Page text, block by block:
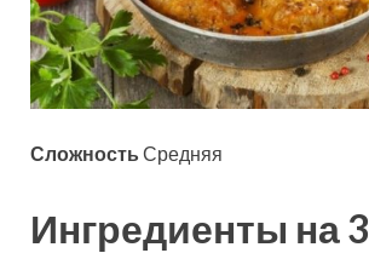
Сложность Средняя
Ингредиенты на 3